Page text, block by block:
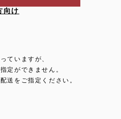
向け
ていますが、
定ができません。
送をご指定ください。